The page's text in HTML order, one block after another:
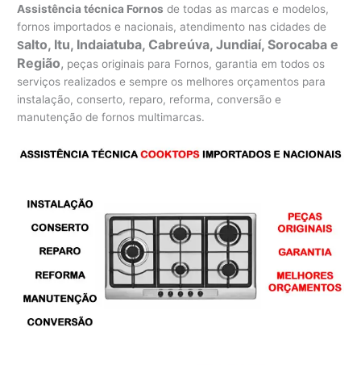
Assistência técnica Fornos de todas as marcas e modelos,
fornos importados e nacionais, atendimento nas cidades de
Salto, Itu, Indaiatuba, Cabreúva, Jundiaí, Sorocaba e
Região, peças originais para Fornos, garantia em todos os
serviços realizados e sempre os melhores orçamentos para
instalação, conserto, reparo, reforma, conversão e
manutenção de fornos multimarcas.